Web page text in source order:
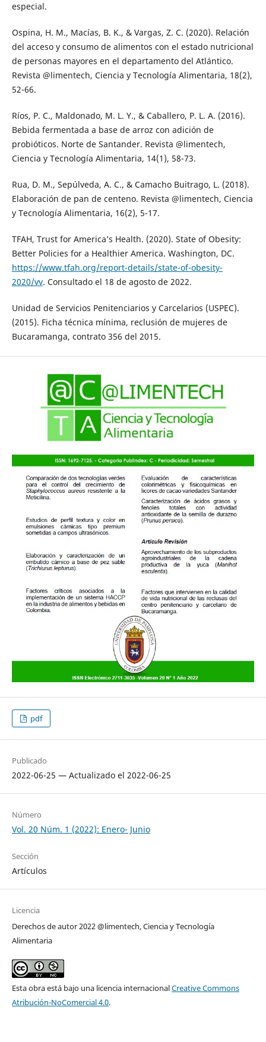
especial.
Ospina, H. M., Macías, B. K., & Vargas, Z. C. (2020). Relación
del acceso y consumo de alimentos con el estado nutricional
de personas mayores en el departamento del Atlántico.
Revista @limentech, Ciencia y Tecnología Alimentaria, 18(2),
52-66.
Ríos, P. C., Maldonado, M. L. Y., & Caballero, P. L. A. (2016).
Bebida fermentada a base de arroz con adición de
probióticos. Norte de Santander. Revista @limentech,
Ciencia y Tecnología Alimentaria, 14(1), 58-73.
Rua, D. M., Sepúlveda, A. C., & Camacho Buitrago, L. (2018).
Elaboración de pan de centeno. Revista @limentech, Ciencia
y Tecnología Alimentaria, 16(2), 5-17.
TFAH, Trust for America’s Health. (2020). State of Obesity:
Better Policies for a Healthier America. Washington, DC.
https://www.tfah.org/report-details/state-of-obesity-
2020/vv. Consultado el 18 de agosto de 2022.
Unidad de Servicios Penitenciarios y Carcelarios (USPEC).
(2015). Ficha técnica mínima, reclusión de mujeres de
Bucaramanga, contrato 356 del 2015.
pdf
Publicado
2022-06-25 — Actualizado el 2022-06-25
Número
Vol. 20 Núm. 1 (2022): Enero- Junio
Sección
Artículos
Licencia
Derechos de autor 2022 @limentech, Ciencia y Tecnología
Alimentaria
Esta obra está bajo una licencia internacionalCreative Commons
Atribución-NoComercial 4.0.